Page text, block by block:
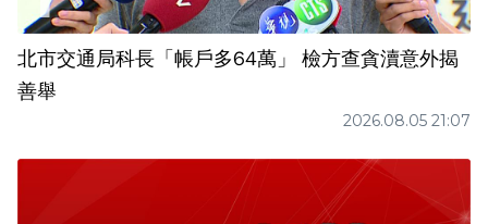
北市交通局科長「帳戶多64萬」 檢方查貪瀆意外揭
善舉
2026.08.05 21:07